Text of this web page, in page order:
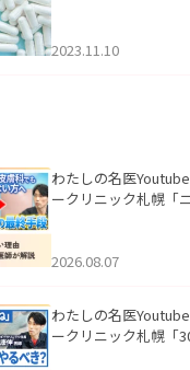
2023.11.10
わたしの名医
ークリニック札幌「
ました。
2026.08.07
わたしの名医
ークリニック札幌「